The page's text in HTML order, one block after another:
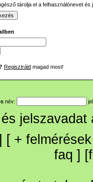
tárolja el a felhasználónevet és
Regisztráld magad most!
név:
[ + felmérések
faq ] [